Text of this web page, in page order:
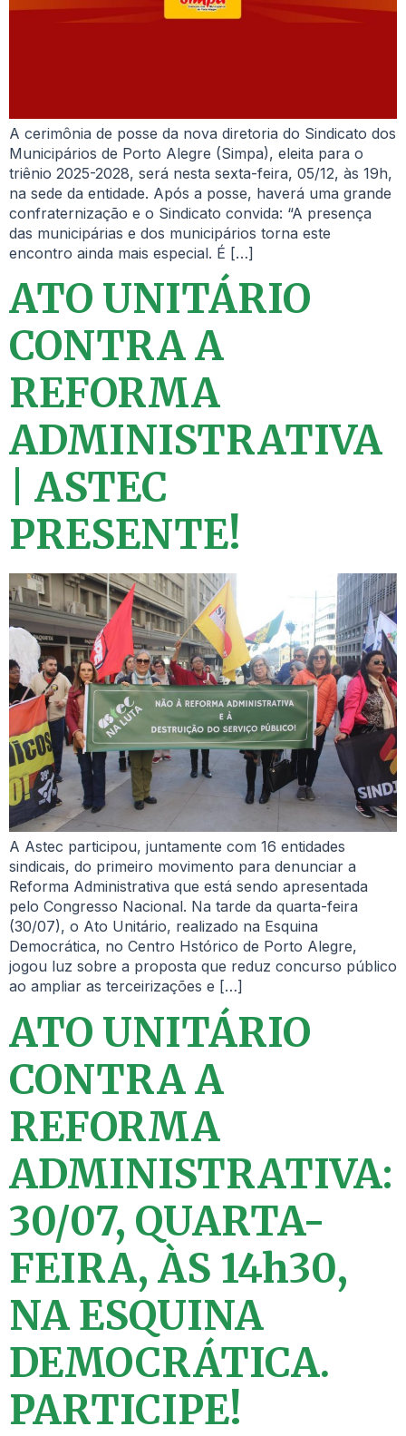
A cerimônia de posse da nova diretoria do Sindicato dos
Municipários de Porto Alegre (Simpa), eleita para o
triênio 2025-2028, será nesta sexta-feira, 05/12, às 19h,
na sede da entidade. Após a posse, haverá uma grande
confraternização e o Sindicato convida: “A presença
das municipárias e dos municipários torna este
encontro ainda mais especial. É […]
ATO UNITÁRIO
CONTRA A
REFORMA
ADMINISTRATIVA
| ASTEC
PRESENTE!
A Astec participou, juntamente com 16 entidades
sindicais, do primeiro movimento para denunciar a
Reforma Administrativa que está sendo apresentada
pelo Congresso Nacional. Na tarde da quarta-feira
(30/07), o Ato Unitário, realizado na Esquina
Democrática, no Centro Hstórico de Porto Alegre,
jogou luz sobre a proposta que reduz concurso público
ao ampliar as terceirizações e […]
ATO UNITÁRIO
CONTRA A
REFORMA
ADMINISTRATIVA:
30/07, QUARTA-
FEIRA, ÀS 14h30,
NA ESQUINA
DEMOCRÁTICA.
PARTICIPE!